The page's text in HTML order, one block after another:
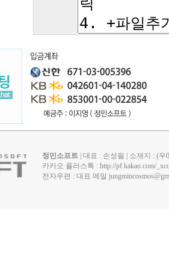
정민소프트 | 대표 : 손성필 | 소재지 : (
카카오 플러스톡 : http://pf.kakao.com/
전자우편 : 대표 메일